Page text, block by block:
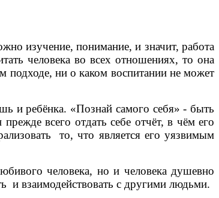
изучение, понимание, и значит, работа
человека во всех отношениях, то она
подходе, ни о каком воспитании не может
и ребёнка. «Познай самого себя» - быть
всего отдать себе отчёт, в чём его
то, что является его уязвимым
человека, но и человека душевно
и взаимодействовать с другими людьми.